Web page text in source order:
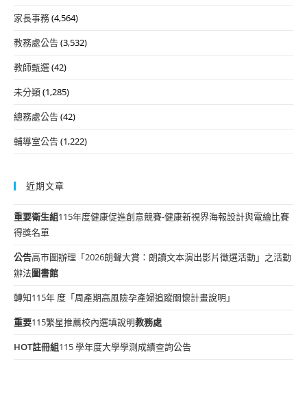
家長事務(4,564)
教務處公告(3,532)
教師甄選(42)
未分類(1,285)
總務處公告(42)
輔導室公告(1,222)
近期文章
重要衛生組115年度健康促進創意競賽-健康新視界海報設計與電繪比賽
得獎名單
公告高市圖辦理「2026朗聲大賞：朗讀文本演出影片徵選活動」之活動
辦法圖書館
轉知115年 度「周產期高風險孕產婦追蹤關懷計畫說明」
重要115繁星推薦校內選填說明教務處
HOT註冊組115 學年度大學學測成績查詢公告